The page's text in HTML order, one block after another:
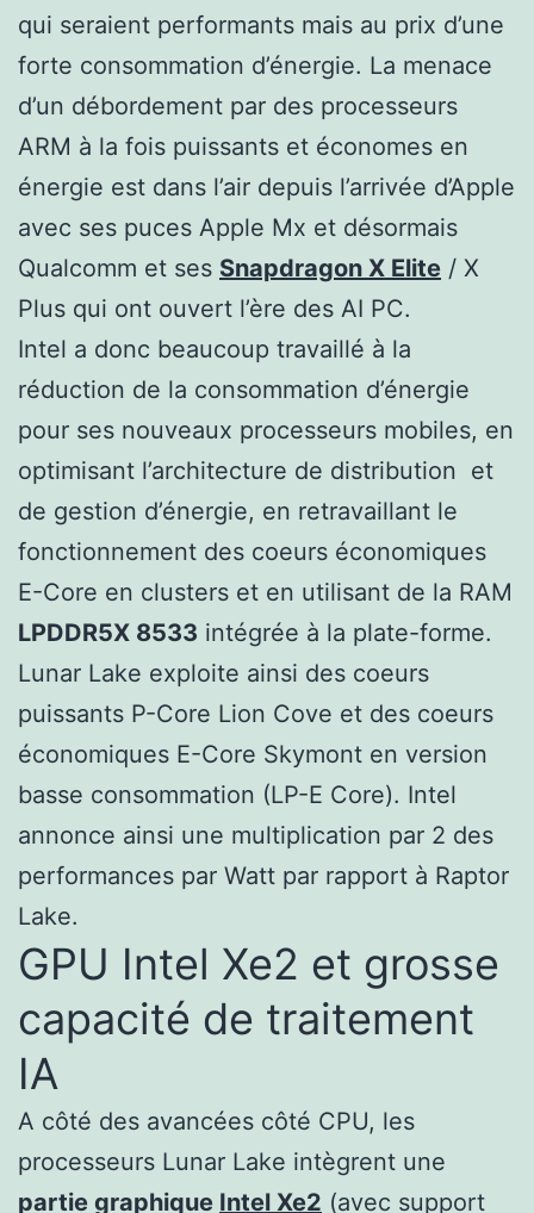
qui seraient performants mais au prix d’une
forte consommation d’énergie. La menace
d’un débordement par des processeurs
ARM à la fois puissants et économes en
énergie est dans l’air depuis l’arrivée d’Apple
avec ses puces Apple Mx et désormais
Qualcomm et ses Snapdragon X Elite / X
Plus qui ont ouvert l’ère des AI PC.
Intel a donc beaucoup travaillé à la
réduction de la consommation d’énergie
pour ses nouveaux processeurs mobiles, en
optimisant l’architecture de distribution et
de gestion d’énergie, en retravaillant le
fonctionnement des coeurs économiques
E-Core en clusters et en utilisant de la RAM
LPDDR5X 8533 intégrée à la plate-forme.
Lunar Lake exploite ainsi des coeurs
puissants P-Core Lion Cove et des coeurs
économiques E-Core Skymont en version
basse consommation (LP-E Core). Intel
annonce ainsi une multiplication par 2 des
performances par Watt par rapport à Raptor
Lake.
GPU Intel Xe2 et grosse
capacité de traitement
IA
A côté des avancées côté CPU, les
processeurs Lunar Lake intègrent une
partie graphique Intel Xe2 (avec support